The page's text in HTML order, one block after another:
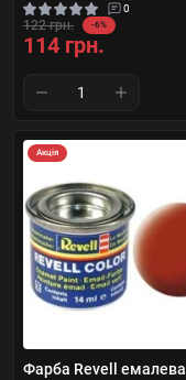
0
122 грн. -6%
114 грн.
Акція
Фарба Revell